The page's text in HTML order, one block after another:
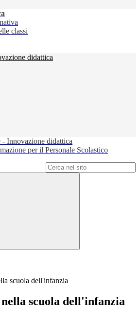
classi
didattica
- Innovazione didattica
per il Personale Scolastico
scuola dell'infanzia
scuola dell'infanzia